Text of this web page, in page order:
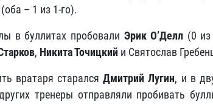
– 1 из 1-го).
в буллитах пробовали Эрик О’Делл (0 из
, Никита Точицкий и Святослав
вратаря старалсяДмитрий Лугин, и в
тренеры отправляли пробивать